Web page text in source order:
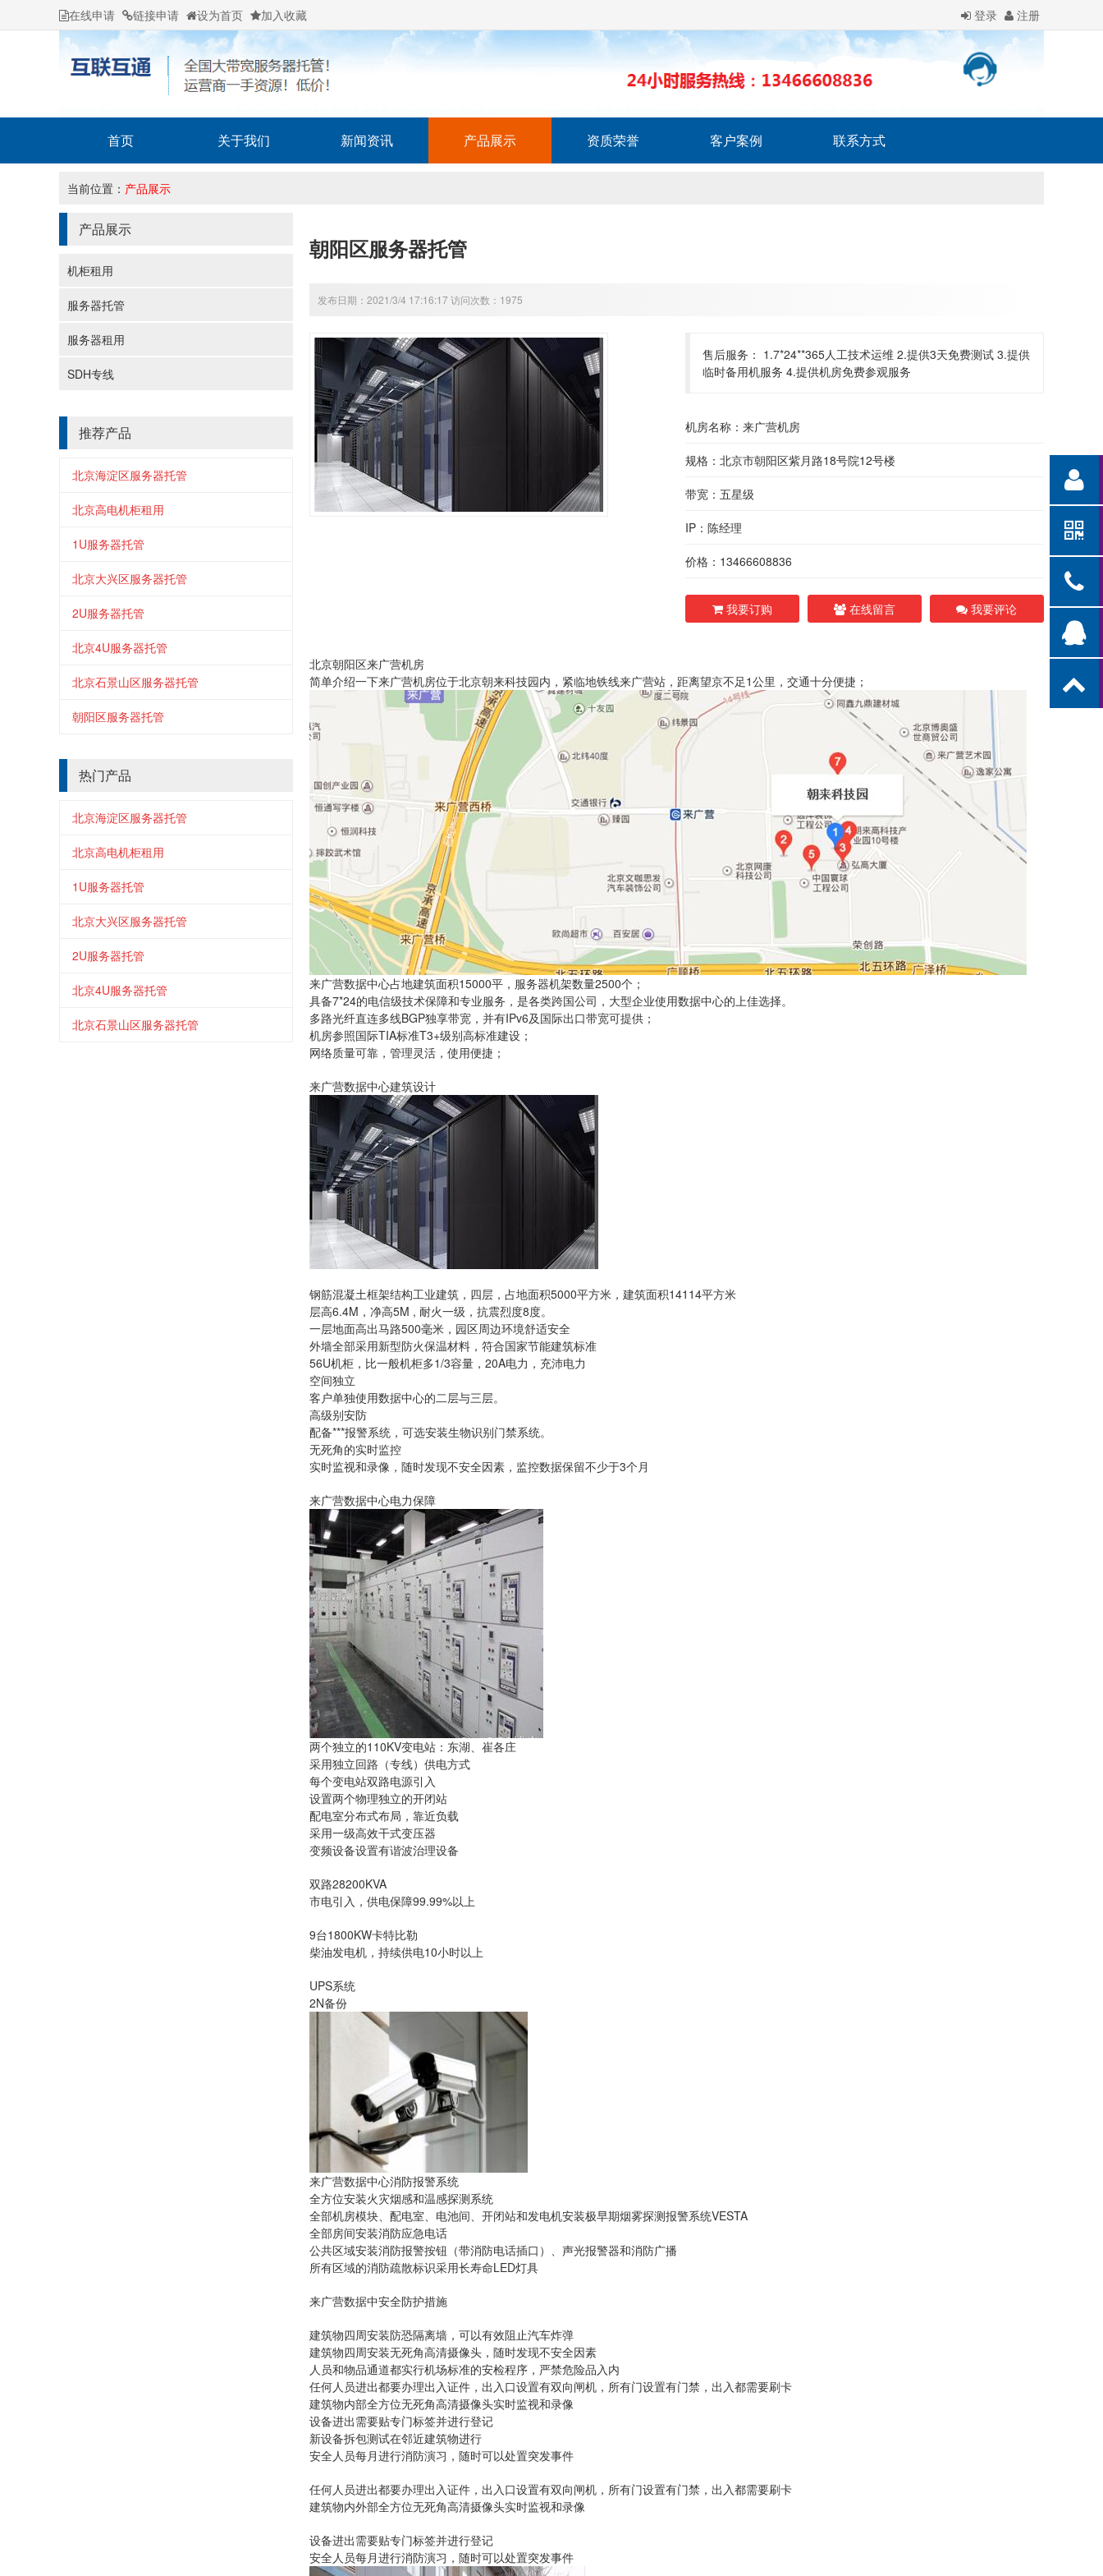
在线申请 链接申请 设为首页 加入收藏 登录 注册
首页 关于我们 新闻资讯 产品展示 资质荣誉 客户案例 联系方式
当前位置： 产品展示
产品展示
机柜租用
服务器托管
服务器租用
SDH专线
推荐产品
北京海淀区服务器托管
北京高电机柜租用
1U服务器托管
北京大兴区服务器托管
2U服务器托管
北京4U服务器托管
北京石景山区服务器托管
朝阳区服务器托管
热门产品
北京海淀区服务器托管
北京高电机柜租用
1U服务器托管
北京大兴区服务器托管
2U服务器托管
北京4U服务器托管
北京石景山区服务器托管
朝阳区服务器托管
发布日期：2021/3/4 17:16:17 访问次数：1975
售后服务： 1.7*24**365人工技术运维 2.提供3天免费测试 3.提供
临时备用机服务 4.提供机房免费参观服务
机房名称：来广营机房
规格：北京市朝阳区紫月路18号院12号楼
带宽：五星级
IP：陈经理
价格：13466608836
我要订购 在线留言 我要评论
北京朝阳区来广营机房
简单介绍一下来广营机房位于北京朝来科技园内，紧临地铁线来广营站，距离望京不足1公里，交通十分便捷；
来广营数据中心占地建筑面积15000平，服务器机架数量2500个；
具备7*24的电信级技术保障和专业服务，是各类跨国公司，大型企业使用数据中心的上佳选择。
多路光纤直连多线BGP独享带宽，并有IPv6及国际出口带宽可提供；
机房参照国际TIA标准T3+级别高标准建设；
网络质量可靠，管理灵活，使用便捷；
来广营数据中心建筑设计
钢筋混凝土框架结构工业建筑，四层，占地面积5000平方米，建筑面积14114平方米
层高6.4M，净高5M , 耐火一级，抗震烈度8度。
一层地面高出马路500毫米，园区周边环境舒适安全
外墙全部采用新型防火保温材料，符合国家节能建筑标准
56U机柜，比一般机柜多1/3容量，20A电力，充沛电力
空间独立
客户单独使用数据中心的二层与三层。
高级别安防
配备***报警系统，可选安装生物识别门禁系统。
无死角的实时监控
实时监视和录像，随时发现不安全因素，监控数据保留不少于3个月
来广营数据中心电力保障
两个独立的110KV变电站：东湖、崔各庄
采用独立回路（专线）供电方式
每个变电站双路电源引入
设置两个物理独立的开闭站
配电室分布式布局，靠近负载
采用一级高效干式变压器
变频设备设置有谐波治理设备
双路28200KVA
市电引入，供电保障99.99%以上
9台1800KW卡特比勒
柴油发电机，持续供电10小时以上
UPS系统
2N备份
来广营数据中心消防报警系统
全方位安装火灾烟感和温感探测系统
全部机房模块、配电室、电池间、开闭站和发电机安装极早期烟雾探测报警系统VESTA
全部房间安装消防应急电话
公共区域安装消防报警按钮（带消防电话插口）、声光报警器和消防广播
所有区域的消防疏散标识采用长寿命LED灯具
来广营数据中安全防护措施
建筑物四周安装防恐隔离墙，可以有效阻止汽车炸弹
建筑物四周安装无死角高清摄像头，随时发现不安全因素
人员和物品通道都实行机场标准的安检程序，严禁危险品入内
任何人员进出都要办理出入证件，出入口设置有双向闸机，所有门设置有门禁，出入都需要刷卡
建筑物内部全方位无死角高清摄像头实时监视和录像
设备进出需要贴专门标签并进行登记
新设备拆包测试在邻近建筑物进行
安全人员每月进行消防演习，随时可以处置突发事件
任何人员进出都要办理出入证件，出入口设置有双向闸机，所有门设置有门禁，出入都需要刷卡
建筑物内外部全方位无死角高清摄像头实时监视和录像
设备进出需要贴专门标签并进行登记
安全人员每月进行消防演习，随时可以处置突发事件